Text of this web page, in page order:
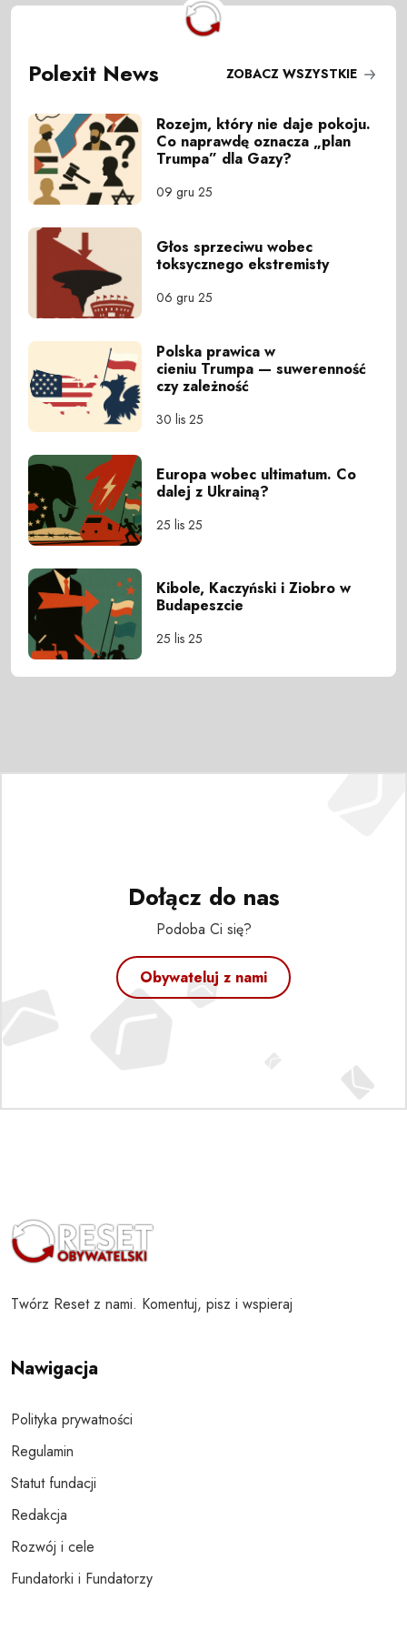
Polexit News ZOBACZ WSZYSTKIE
Rozejm, który nie daje pokoju.
Co naprawdę oznacza „plan
Trumpa” dla Gazy?
09 gru 25
Głos sprzeciwu wobec
toksycznego ekstremisty
06 gru 25
Polska prawica w
cieniu Trumpa — suwerenność
czy zależność
30 lis 25
Europa wobec ultimatum. Co
dalej z Ukrainą?
25 lis 25
Kibole, Kaczyński i Ziobro w
Budapeszcie
25 lis 25
Dołącz do nas
Podoba Ci się?
Obywateluj z nami
Twórz Reset z nami. Komentuj, pisz i wspieraj
Nawigacja
Polityka prywatności
Regulamin
Statut fundacji
Redakcja
Rozwój i cele
Fundatorki i Fundatorzy